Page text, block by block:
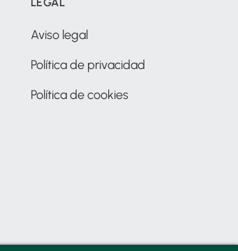
Aviso legal
Política de privacidad
Política de cookies